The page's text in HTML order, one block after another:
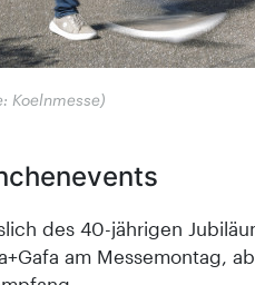
Koelnmesse)
des 40-jährigen
am Messemontag,